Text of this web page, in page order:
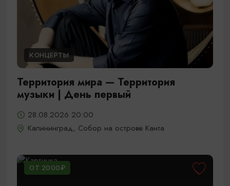
КОНЦЕРТЫ
Территория мира — Территория
музыки | День первый
28.08.2026 20:00
Калининград, Собор на острове Канта
ОТ 2000₽